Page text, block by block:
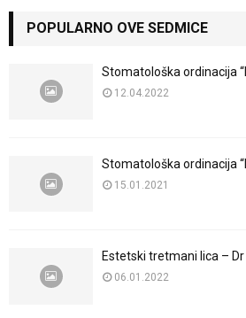
POPULARNO OVE SEDMICE
Stomatološka ordinacija
12.04.2022
Stomatološka ordinacija
15.01.2021
Estetski tretmani lica –
06.01.2022